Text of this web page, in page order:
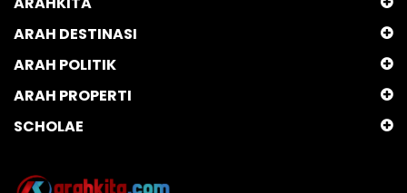
ARAH DESTINASI
ARAH POLITIK
ARAH PROPERTI
SCHOLAE